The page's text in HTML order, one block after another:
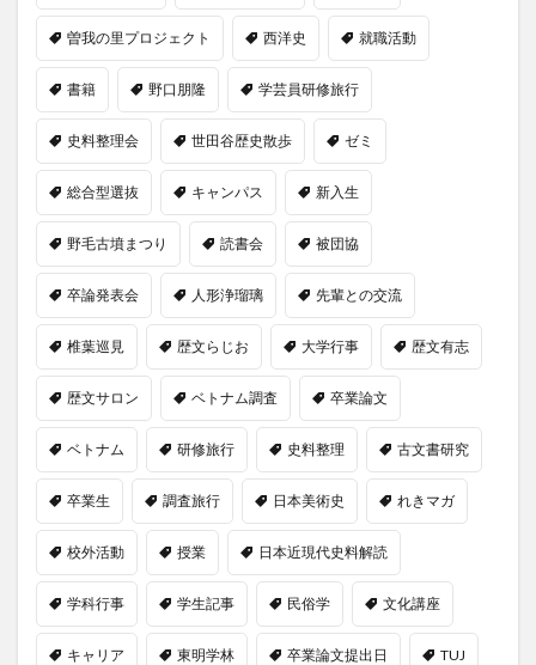
曽我の里プロジェクト 西洋史 就職活動
書籍 野口朋隆 学芸員研修旅行
史料整理会 世田谷歴史散歩 ゼミ
総合型選抜 キャンパス 新入生
野毛古墳まつり 読書会 被団協
卒論発表会 人形浄瑠璃 先輩との交流
椎葉巡見 歴文らじお 大学行事 歴文有志
歴文サロン ベトナム調査 卒業論文
ベトナム 研修旅行 史料整理 古文書研究
卒業生 調査旅行 日本美術史 れきマガ
校外活動 授業 日本近現代史料解読
学科行事 学生記事 民俗学 文化講座
キャリア 東明学林 卒業論文提出日 TUJ